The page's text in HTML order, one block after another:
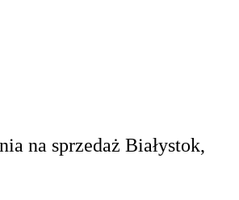
na sprzedaż Białystok,